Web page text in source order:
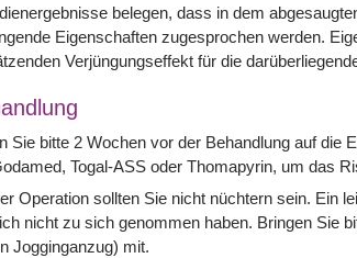
belegen, dass in dem
Eigenschaften zugesprochen werden.
Verjüngungseffekt für die
Sie bitte 2 Wochen vor der Behandlung auf
Togal-ASS oder Thomapyrin, um das
Operation sollten Sie nicht nüchtern sein. Ein
nicht zu sich genommen haben. Bringen Sie
Jogginganzug) mit.